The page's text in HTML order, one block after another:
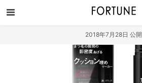
2018年7月28日 公開